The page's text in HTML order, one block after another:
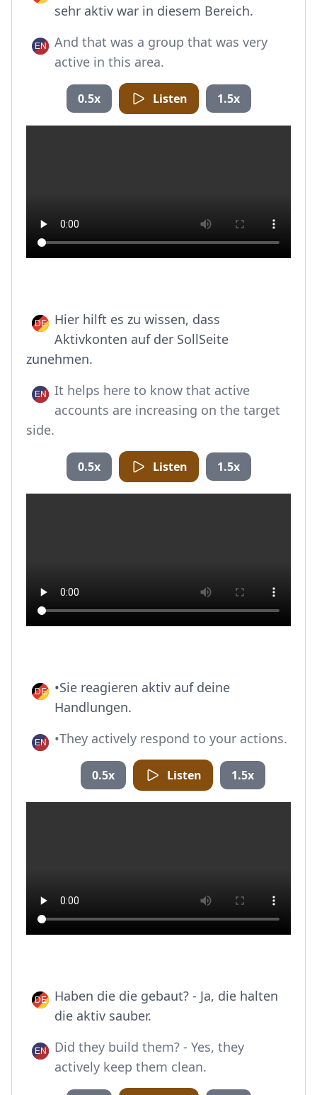
sehr aktiv war in diesem Bereich.
And that was a group that was very
active in this area.
0.5x Listen 1.5x
Hier hilft es zu wissen, dass
Aktivkonten auf der Soll­Seite
zunehmen.
It helps here to know that active
accounts are increasing on the target
side.
0.5x Listen 1.5x
•Sie reagieren aktiv auf deine
Handlungen.
•They actively respond to your actions.
0.5x Listen 1.5x
Haben die die gebaut? - Ja, die halten
die aktiv sauber.
Did they build them? - Yes, they
actively keep them clean.